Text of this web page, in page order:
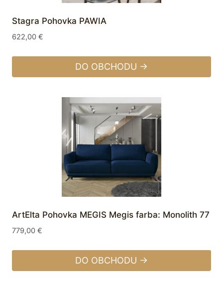
Stagra Pohovka PAWIA
622,00 €
DO OBCHODU →
ArtElta Pohovka MEGIS Megis farba: Monolith 77
779,00 €
DO OBCHODU →